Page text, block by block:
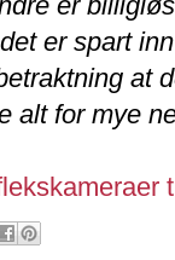
er spart
at
alt for mye